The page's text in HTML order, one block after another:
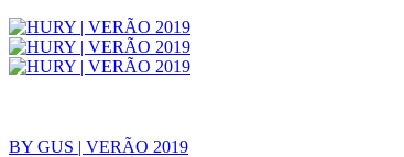
BY GUS | VERÃO 2019